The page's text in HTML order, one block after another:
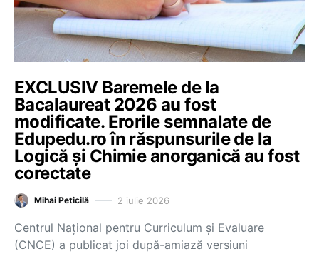
EXCLUSIV Baremele de la
Bacalaureat 2026 au fost
modificate. Erorile semnalate de
Edupedu.ro în răspunsurile de la
Logică și Chimie anorganică au fost
corectate
Mihai Peticilă 2 iulie 2026
Centrul Național pentru Curriculum și Evaluare
(CNCE) a publicat joi după-amiază versiuni